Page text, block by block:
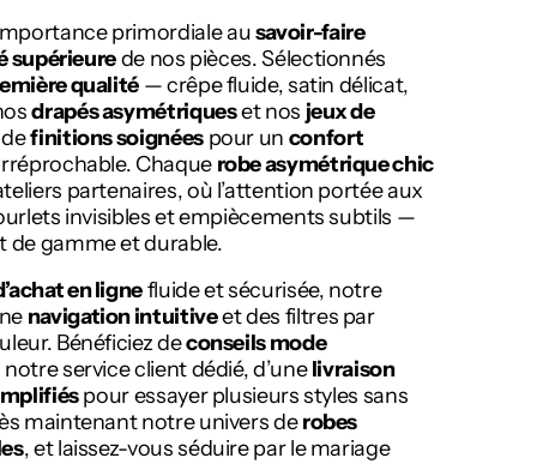
primordiale ausavoir-faire
supérieurede nos pièces. Sélectionnés
qualité — crêpe fluide, satin délicat,
drapés asymétriqueset nos jeux de
finitions soignéespour un confort
Chaque robe asymétrique chic
partenaires, où l’attention portée aux
invisibles et empiècements subtils —
gamme et durable.
en lignefluide et sécurisée, notre
navigation intuitiveet des filtres par
Bénéficiez deconseils mode
service client dédié, d’unelivraison
pour essayer plusieurs styles sans
maintenant notre univers derobes
, et laissez-vous séduire par le mariage